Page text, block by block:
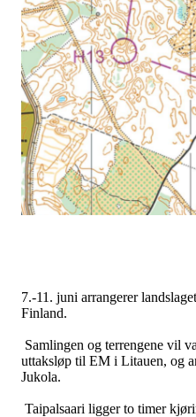
7.-11. juni arrangerer
Finland.
Samlingen og terrengene vil
uttaksløp til EM i Litauen, og
Jukola.
Taipalsaari ligger to timer